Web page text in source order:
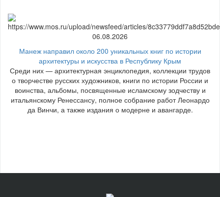
06.08.2026
Манеж направил около 200 уникальных книг по истории
архитектуры и искусства в Республику Крым
Среди них — архитектурная энциклопедия, коллекции трудов
о творчестве русских художников, книги по истории России и
воинства, альбомы, посвященные исламскому зодчеству и
итальянскому Ренессансу, полное собрание работ Леонардо
да Винчи, а также издания о модерне и авангарде.